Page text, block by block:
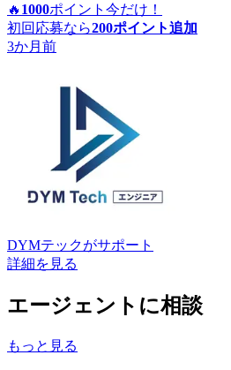
🔥 1000ポイント 今だけ！
初回応募なら200ポイント追加
3か月前
DYMテックがサポート
詳細を見る
エージェントに相談
もっと見る